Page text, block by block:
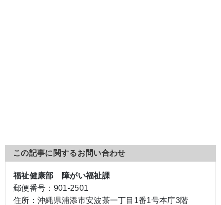
この記事に関するお問い合わせ
福祉健康部 障がい福祉課
郵便番号： 901-2501
住所： 沖縄県浦添市安波茶一丁目1番1号本庁3階